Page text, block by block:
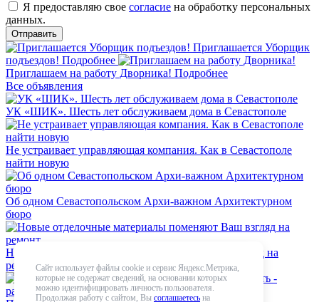
Я предоставляю свое согласие на обработку персональных
данных.
Приглашается Уборщик
подъездов! Подробнее
Приглашаем на работу Дворника! Подробнее
Все объявления
УК «ШИК». Шесть лет обслуживаем дома в Севастополе
Не устраивает управляющая компания. Как в Севастополе
найти новую
Об одном Севастопольском Архи-важном Архитектурном
бюро
Новые отделочные материалы поменяют Ваш взгляд на
ремонтСайт использует файлы cookie и сервис Яндекс.Метрика,
которые не содержат сведений, на основании которых
можно идентифицировать личность пользователя.
Продолжая работу с сайтом, Вы соглашаетесь на